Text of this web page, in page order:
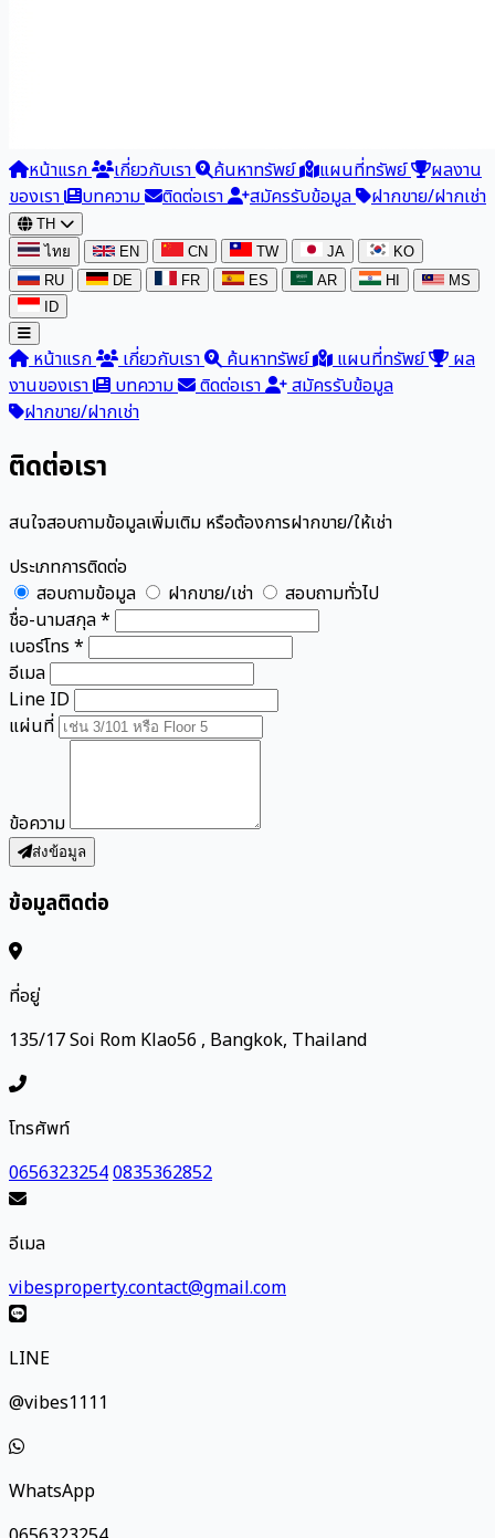
หน้าแรก เกี่ยวกับเรา ค้นหาทรัพย์ แผนที่ทรัพย์
ผลงาน
ของเรา
บทความ ติดต่อเรา สมัครรับข้อมูล ฝากขาย/ฝากเช่า
TH
ไทย
EN CN TW JA
KO
RU
DE FR ES AR HI
MS
ID
หน้าแรก เกี่ยวกับเรา ค้นหาทรัพย์ แผนที่ทรัพย์
ผล
งานของเรา
บทความ ติดต่อเรา
สมัครรับข้อมูล
ฝากขาย/ฝากเช่า
ติดต่อเรา
สนใจสอบถามข้อมูลเพิ่มเติม หรือต้องการฝากขาย/ให้เช่า
ประเภทการติดต่อ
สอบถามข้อมูล
ฝากขาย/เช่า
สอบถามทั่วไป
ชื่อ-นามสกุล *
เบอร์โทร *
อีเมล
Line ID
แผ่นที่
ข้อความ
ส่งข้อมูล
ข้อมูลติดต่อ
ที่อยู่
135/17 Soi Rom Klao56 , Bangkok, Thailand
โทรศัพท์
06563232540835362852
อีเมล
vibesproperty.contact@gmail.com
LINE
@vibes1111
WhatsApp